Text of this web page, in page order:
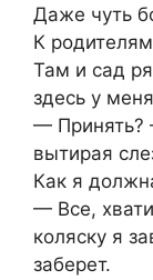
Даже чуть
К
Там и сад
здесь у
— Принять?
вытирая
Как я
— Все,
коляску я
заберет.